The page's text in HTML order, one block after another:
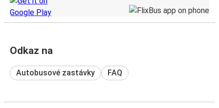
Odkaz na
Autobusové zastávky FAQ